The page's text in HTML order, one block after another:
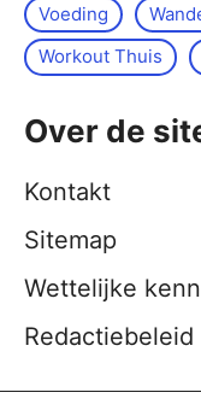
Voeding
Workout Thuis
Over de
Kontakt
Sitemap
Wettelijke
Redactiebeleid